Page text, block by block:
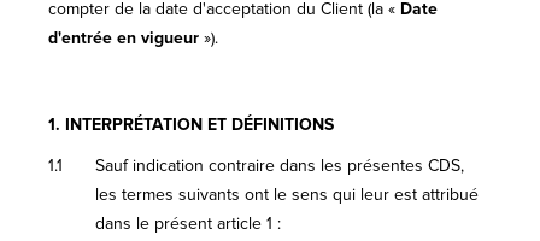
compter de la date d'acceptation du Client (la « Date
d'entrée en vigueur »).
1. INTERPRÉTATION ET DÉFINITIONS
1.1
Sauf indication contraire dans les présentes CDS,
les termes suivants ont le sens qui leur est attribué
dans le présent article 1 :